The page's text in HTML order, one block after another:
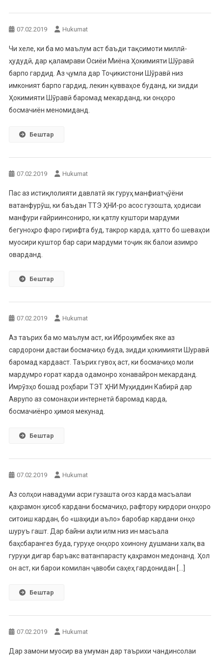
07.02.2019 Hukumat
Чи хеле, ки ба мо маълум аст баъди тақсимоти миллӣ-
ҳудудӣ, дар қаламрави Осиёи Миёна Ҳокимияти Шӯравӣ
барпо гардид. Аз ҷумла дар Тоҷикистони Шӯравӣ низ
имконият барпо гардид, лекин қувваҳое буданд, ки зидди
Ҳокимияти Шӯравӣ баромад мекарданд, ки онҳоро
босмачиён меномиданд.
Бештар
07.02.2019 Hukumat
Пас аз истиқлолияти давлатӣ як гуруҳ манфиатҷӯёни
ватанфурӯш, ки баъдан ТТЭ ҲНИ-ро асос гузошта, ҳодисаи
манфури ғайриинсониро, ки қатлу куштори мардуми
бегуноҳро фаро гирифта буд, такрор карда, ҳатто бо шеваҳои
муосири куштор бар сари мардуми тоҷик як балои азимро
оварданд.
Бештар
07.02.2019 Hukumat
Аз таърих ба мо маълум аст, ки Иброҳимбек яке аз
сардорони дастаи босмачиҳо буда, зидди ҳокимияти Шуравӣ
баромад кардааст. Таърих гувоҳ аст, ки босмачиҳо моли
мардумро ғорат карда одамонро хонавайрон мекарданд.
Имрӯзҳо бошад роҳбари ТЭТ ҲНИ Муҳиддин Кабирӣ дар
Аврупо аз сомонаҳои интернетӣ баромад карда,
босмачиёнро ҳимоя мекунад.
Бештар
07.02.2019 Hukumat
Аз солҳои навадуми асри гузашта оғоз карда масъалаи
қаҳрамон ҳисоб кардани босмачиҳо, рафтору кирдори онҳоро
ситоиш кардан, бо «шаҳиди аъло» баробар кардани онҳо
шуруъ гашт. Дар байни аҳли илм низ ин масъала
баҳсбарангез буда, гуруҳе онҳоро хоинону душмани халқ ва
гуруҳи дигар баръакс ватанпарасту қаҳрамон медонанд. Ҳол
он аст, ки барои комилан ҷавоби саҳеҳ гардонидан […]
Бештар
07.02.2019 Hukumat
Дар замони муосир ва умуман дар таърихи чандинсолаи